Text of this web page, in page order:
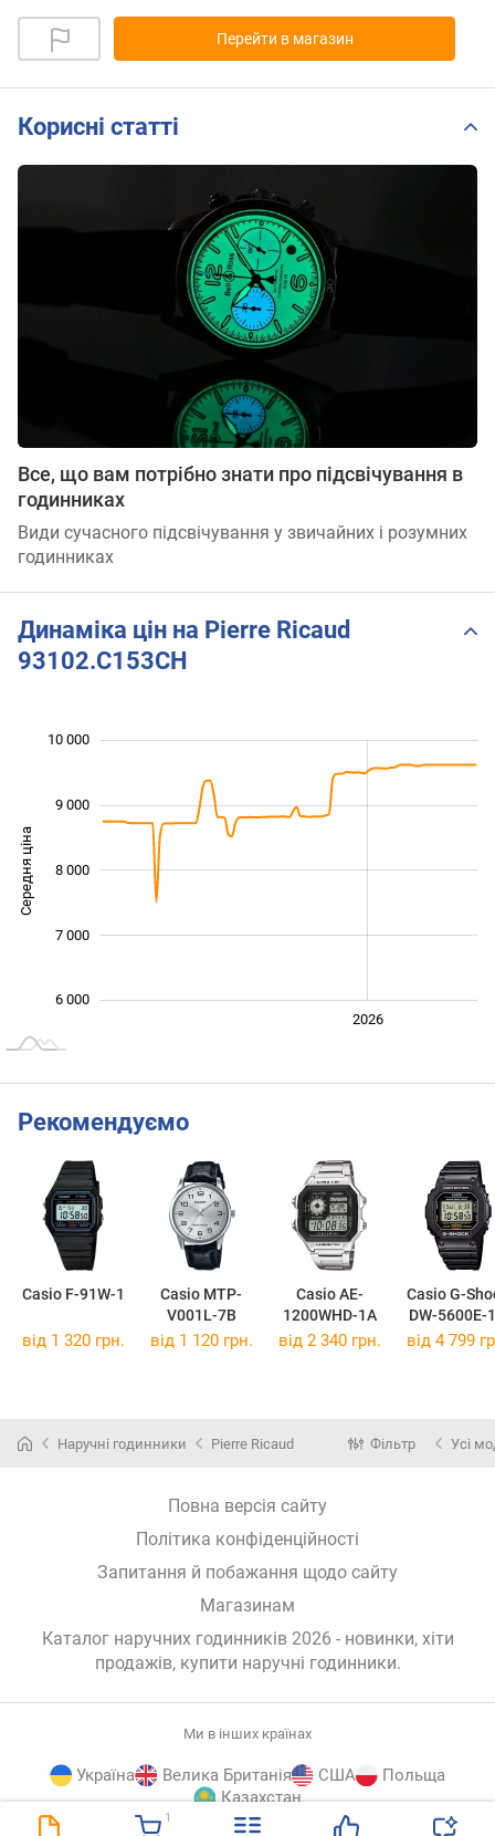
1
Перейти в магазин
Корисні статті
Все, що вам потрібно знати про підсвічування в
годинниках
Види сучасного підсвічування у звичайних і розумних
годинниках
Динаміка цін на Pierre Ricaud
93102.C153CH
Середня ціна 10 000
6 000
7 000
8 000
9 000
10 000
2026
Рекомендуємо
Casio F-91W-1
Casio MTP-
V001L-7B
Casio AE-
1200WHD-1A
Casio G-
DW-5600E-
від 1 320 грн. від 1 120 грн. від 2 340 грн. від 4 799
Наручні годинники Pierre Ricaud Фільтр Усі
Повна версія сайту
Політика конфіденційності
Запитання й побажання щодо сайту
Магазинам
Каталог наручних годинників 2026 - новинки, хіти
продажів, купити наручні годинники.
Ми в інших країнах
Україна Велика Британія США
Польща
Казахстан